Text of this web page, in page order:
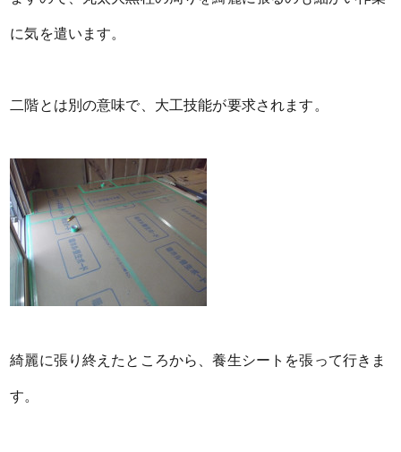
に気を遣います。
二階とは別の意味で、大工技能が要求されます。
綺麗に張り終えたところから、養生シートを張って行きま
す。